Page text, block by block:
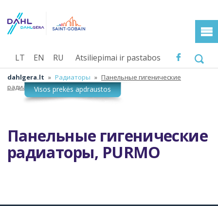
Atsiliepimai ir pastabos
LT EN RU
dahlgera.lt » Радиаторы » Панельные гигенические
радиаторы, PURMO
Панельные гигенические
радиаторы, PURMO